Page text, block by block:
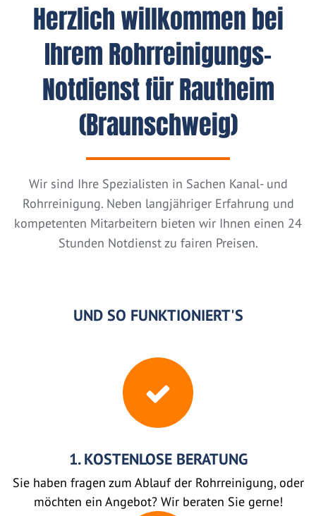
Herzlich willkommen bei
Ihrem Rohrreinigungs-
Notdienst für Rautheim
(Braunschweig)
Wir sind Ihre Spezialisten in Sachen Kanal- und
Rohrreinigung. Neben langjähriger Erfahrung und
kompetenten Mitarbeitern bieten wir Ihnen einen 24
Stunden Notdienst zu fairen Preisen.
UND SO FUNKTIONIERT'S
1. KOSTENLOSE BERATUNG
Sie haben fragen zum Ablauf der Rohrreinigung, oder
möchten ein Angebot? Wir beraten Sie gerne!